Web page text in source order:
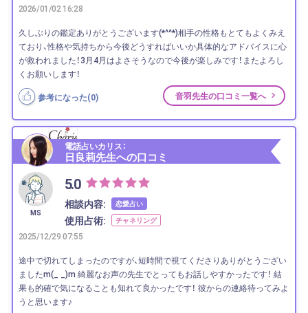
2026/01/02 16:28
久しぶりの鑑定ありがとうございます(*^^*)相手の性格もとてもよくみえ
ており、性格や気持ちから今後どうすればいいか具体的なアドバイスに心
が救われました！3月4月はよさそうなので今後が楽しみです！またよろし
くお願いします！
参考になった(0) 音羽先生の口コミ一覧へ
電話占いカリス：
日良莉先生への口コミ
MS
5.0
相談内容: 恋愛占い
使用占術: チャネリング
2025/12/29 07:55
途中で切れてしまったのですが、短時間で視てくださりありがとうござい
ましたm(_ _)m 綺麗なお声の先生でとってもお話しやすかったです！ 結
果も的確で気になることも知れて良かったです！ 彼からの連絡待ってみよ
うと思います♪